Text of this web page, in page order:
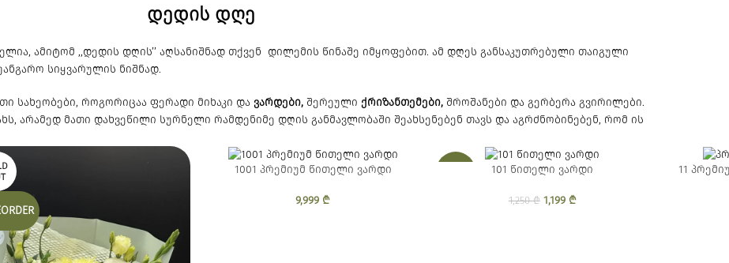
დედის დღე
ამიტომ ,,დედის დღის’’ აღსანიშნად თქვენ დილემის წინაშე იმყოფებით. ამ დღეს განსაკუთრებული თაიგული
სიყვარულის ნიშნად.
სახეობები, როგორიცაა ფერადი მიხაკი და ვარდები, შერეული ქრიზანთემები, შროშანები და გერბერა გვირილები.
არამედ მათი დახვეწილი სურნელი რამდენიმე დღის განმავლობაში შეახსენებენ თავს და აგრძნობინებენ, რომ ის
1001 პრემიუმ წითელი ვარდი
9,999 ₾
101 წითელი ვარდი
1,250₾
Original price was:
1,199 ₾
11